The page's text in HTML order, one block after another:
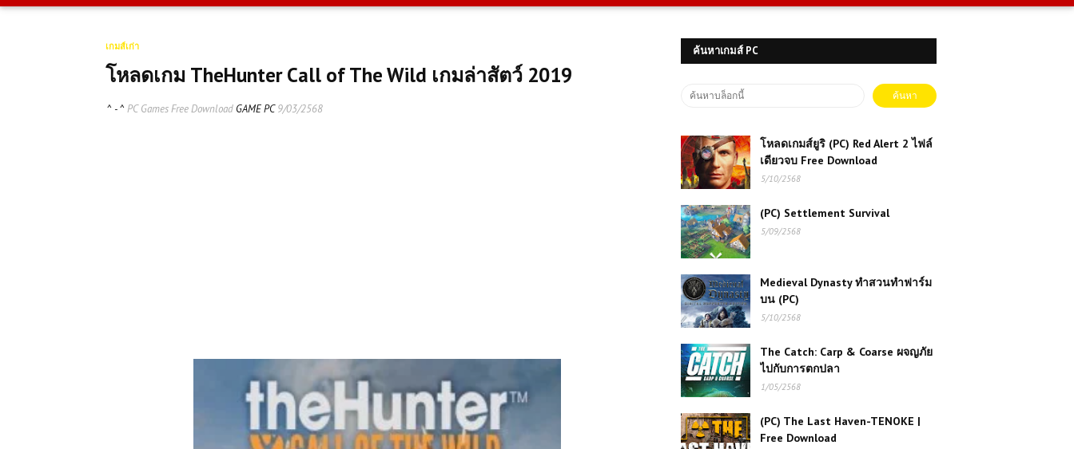
เกมส์เก่า
โหลดเกม TheHunter Call of The Wild เกมล่าสัตว์ 2019
^ - ^ PC Games Free Download GAME PC9/03/2568
ค้นหาเกมส์ PC
โหลดเกมส์ยูริ (PC) Red Alert 2 ไฟล์
เดียวจบ Free Download
5/10/2568
(PC) Settlement Survival
5/09/2568
Medieval Dynasty ทำสวนทำฟาร์ม
บน (PC)
5/10/2568
The Catch: Carp & Coarse ผจญภัย
ไปกับการตกปลา
1/05/2568
(PC) The Last Haven-TENOKE |
Free Download